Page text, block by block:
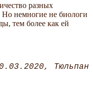
разных
Но немногие не биологи
тем более как ей
Тюльпан